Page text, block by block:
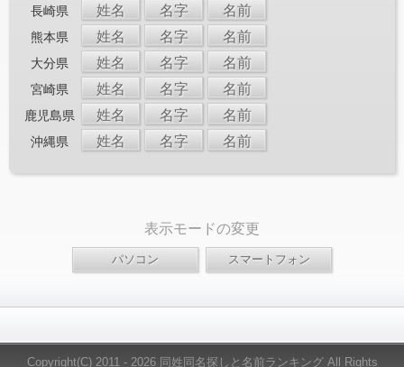
長崎県 姓名 名字 名前
熊本県 姓名 名字 名前
大分県 姓名 名字 名前
宮崎県 姓名 名字 名前
鹿児島県 姓名 名字 名前
沖縄県 姓名 名字 名前
表示モードの変更
Copyright(C) 2011 - 2026 同姓同名探しと名前ランキング All Rights